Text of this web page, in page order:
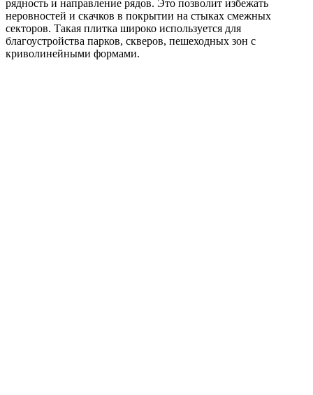
рядность и направление рядов. Это позволит избежать
неровностей и скачков в покрытии на стыках смежных
секторов. Такая плитка широко используется для
благоустройства парков, скверов, пешеходных зон с
криволинейными формами.